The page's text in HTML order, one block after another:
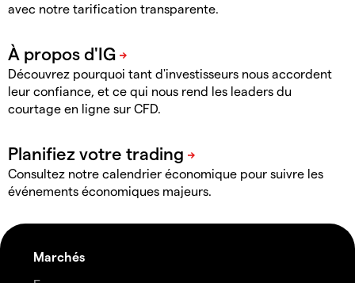
avec notre tarification transparente.
Découvrez pourquoi tant d'investisseurs nous accordent
leur confiance, et ce qui nous rend les leaders du
courtage en ligne sur CFD.
Consultez notre calendrier économique pour suivre les
événements économiques majeurs.
Marchés